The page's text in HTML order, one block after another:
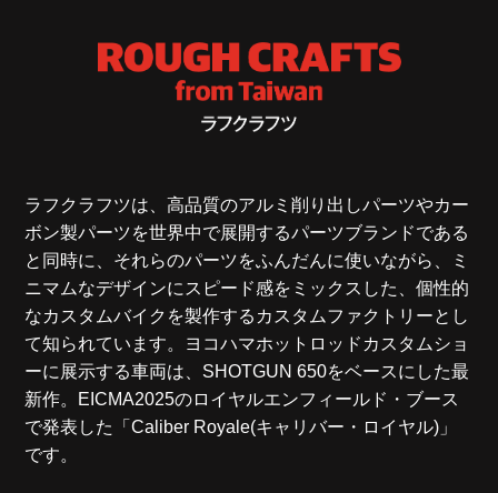
ラフクラフツは、高品質のアルミ削り出しパーツやカー
ボン製パーツを世界中で展開するパーツブランドである
と同時に、それらのパーツをふんだんに使いながら、ミ
ニマムなデザインにスピード感をミックスした、個性的
なカスタムバイクを製作するカスタムファクトリーとし
て知られています。ヨコハマホットロッドカスタムショ
ーに展示する車両は、SHOTGUN 650をベースにした最
新作。EICMA2025のロイヤルエンフィールド・ブース
で発表した「Caliber Royale(キャリバー・ロイヤル)」
です。